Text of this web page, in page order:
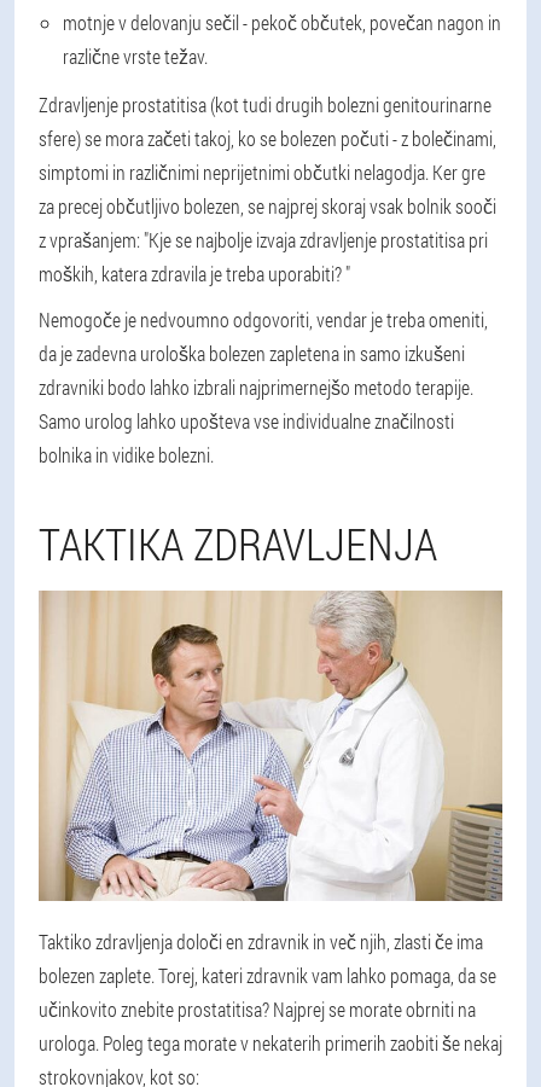
motnje v delovanju sečil - pekoč občutek, povečan nagon in
različne vrste težav.
Zdravljenje prostatitisa (kot tudi drugih bolezni genitourinarne
sfere) se mora začeti takoj, ko se bolezen počuti - z bolečinami,
simptomi in različnimi neprijetnimi občutki nelagodja. Ker gre
za precej občutljivo bolezen, se najprej skoraj vsak bolnik sooči
z vprašanjem: "Kje se najbolje izvaja zdravljenje prostatitisa pri
moških, katera zdravila je treba uporabiti? "
Nemogoče je nedvoumno odgovoriti, vendar je treba omeniti,
da je zadevna urološka bolezen zapletena in samo izkušeni
zdravniki bodo lahko izbrali najprimernejšo metodo terapije.
Samo urolog lahko upošteva vse individualne značilnosti
bolnika in vidike bolezni.
TAKTIKA ZDRAVLJENJA
Taktiko zdravljenja določi en zdravnik in več njih, zlasti če ima
bolezen zaplete. Torej, kateri zdravnik vam lahko pomaga, da se
učinkovito znebite prostatitisa? Najprej se morate obrniti na
urologa. Poleg tega morate v nekaterih primerih zaobiti še nekaj
strokovnjakov, kot so: